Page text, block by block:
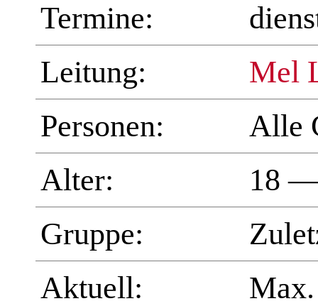
Termine:
Leitung:
Mel
Personen:
Alle
Alter:
18
Gruppe:
Aktuell: